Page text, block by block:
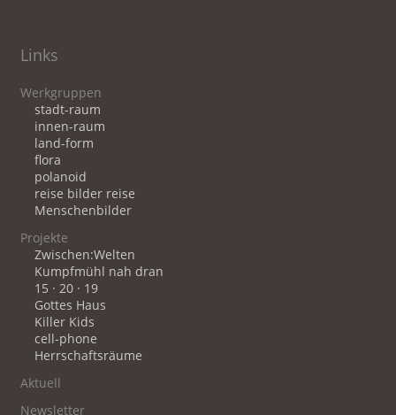
Links
Werkgruppen
stadt-raum
innen-raum
land-form
flora
polanoid
reise bilder reise
Menschenbilder
Projekte
Zwischen:Welten
Kumpfmühl nah dran
15 · 20 · 19
Gottes Haus
Killer Kids
cell-phone
Herrschaftsräume
Aktuell
Newsletter